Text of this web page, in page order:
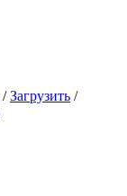
/Загрузить /